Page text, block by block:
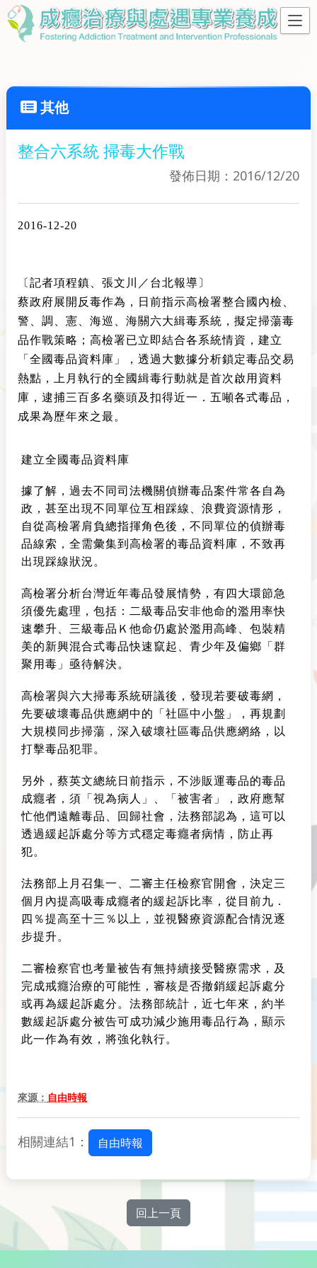
其他
整合六系統 掃毒大作戰
發佈日期：2016/12/20
2016-12-20
〔記者項程鎮、張文川／台北報導〕
蔡政府展開反毒作為，日前指示高檢署整合國內檢、
警、調、憲、海巡、海關六大緝毒系統，擬定掃蕩毒
品作戰策略；高檢署已立即結合各系統情資，建立
「全國毒品資料庫」，透過大數據分析鎖定毒品交易
熱點，上月執行的全國緝毒行動就是首次啟用資料
庫，逮捕三百多名藥頭及扣得近一．五噸各式毒品，
成果為歷年來之最。
建立全國毒品資料庫
據了解，過去不同司法機關偵辦毒品案件常各自為
政，甚至出現不同單位互相踩線、浪費資源情形，
自從高檢署肩負總指揮角色後，不同單位的偵辦毒
品線索，全需彙集到高檢署的毒品資料庫，不致再
出現踩線狀況。
高檢署分析台灣近年毒品發展情勢，有四大環節急
須優先處理，包括：二級毒品安非他命的濫用率快
速攀升、三級毒品Ｋ他命仍處於濫用高峰、包裝精
美的新興混合式毒品快速竄起、青少年及偏鄉「群
聚用毒」亟待解決。
高檢署與六大掃毒系統研議後，發現若要破毒網，
先要破壞毒品供應網中的「社區中小盤」，再規劃
大規模同步掃蕩，深入破壞社區毒品供應網絡，以
打擊毒品犯罪。
另外，蔡英文總統日前指示，不涉販運毒品的毒品
成癮者，須「視為病人」、「被害者」，政府應幫
忙他們遠離毒品、回歸社會，法務部認為，這可以
透過緩起訴處分等方式穩定毒癮者病情，防止再
犯。
法務部上月召集一、二審主任檢察官開會，決定三
個月內提高吸毒成癮者的緩起訴比率，從目前九．
四％提高至十三％以上，並視醫療資源配合情況逐
步提升。
二審檢察官也考量被告有無持續接受醫療需求，及
完成戒癮治療的可能性，審核是否撤銷緩起訴處分
或再為緩起訴處分。法務部統計，近七年來，約半
數緩起訴處分被告可成功減少施用毒品行為，顯示
此一作為有效，將強化執行。
來源： 自由時報
相關連結1： 自由時報
回上一頁